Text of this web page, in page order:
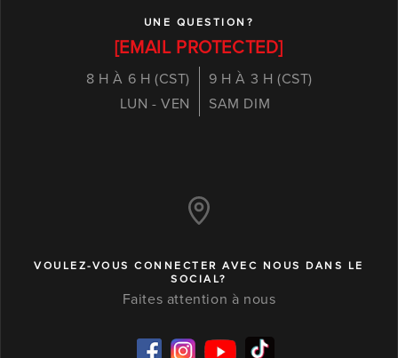
UNE QUESTION?
[EMAIL PROTECTED]
8 H À 6 H (CST)
LUN - VEN
9 H À 3 H (CST)
SAM DIM
VOULEZ-VOUS CONNECTER AVEC NOUS DANS LE
SOCIAL?
Faites attention à nous